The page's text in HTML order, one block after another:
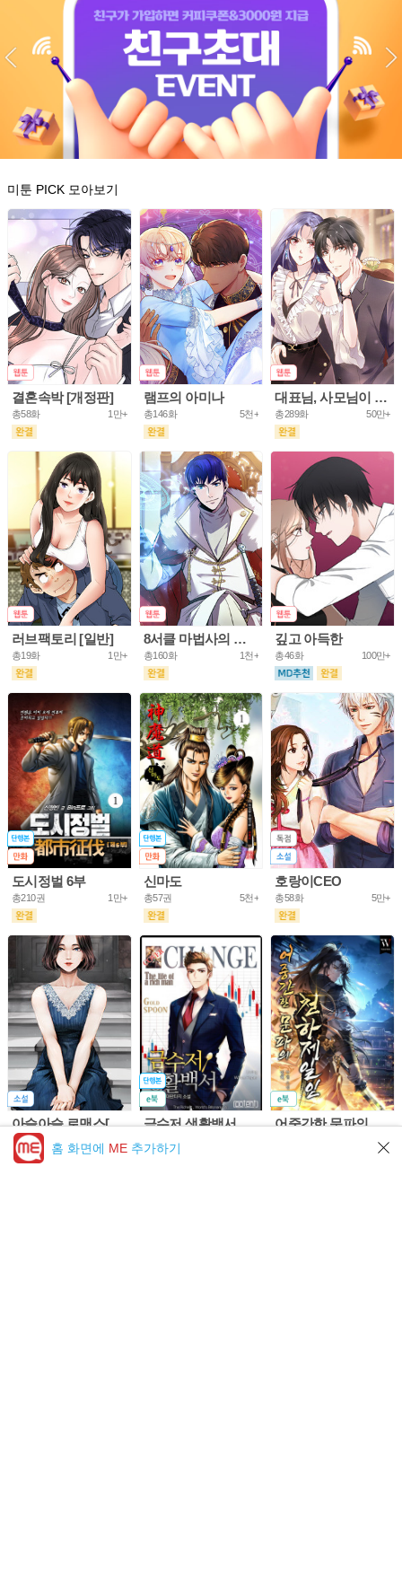
미툰 PICK 모아보기
결혼속박 [개정판]
총58화 1만+
램프의 아미나
총146화 5천+
대표님, 사모님이 도망가요
총289화 50만+
러브팩토리 [일반]
총19화 1만+
8서클 마법사의 환생
총160화 1천+
깊고 아득한
총46화 100만+
도시정벌 6부
총210권 1만+
신마도
총57권 5천+
호랑이CEO
총58화 5만+
아슬아슬 로맨스[개정판]
총61화
금수저 생활백서 어중간한 문파의 천하제일인
5만+
홈 화면에 ME 추가하기